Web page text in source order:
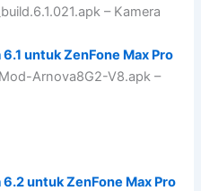
– Kamera
untuk ZenFone Max Pro
Arnova8G2-V8.apk –
untuk ZenFone Max Pro